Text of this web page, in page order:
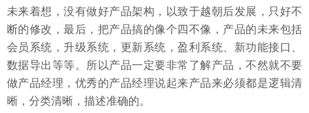
未来着想，没有做好产品架构，以致于越朝后发展，只好不
断的修改，最后，把产品搞的像个四不像，产品的未来包括
会员系统，升级系统，更新系统，盈利系统、新功能接口、
数据导出等等。所以产品一定要非常了解产品，不然就不要
做产品经理，优秀的产品经理说起来产品来必须都是逻辑清
晰，分类清晰，描述准确的。